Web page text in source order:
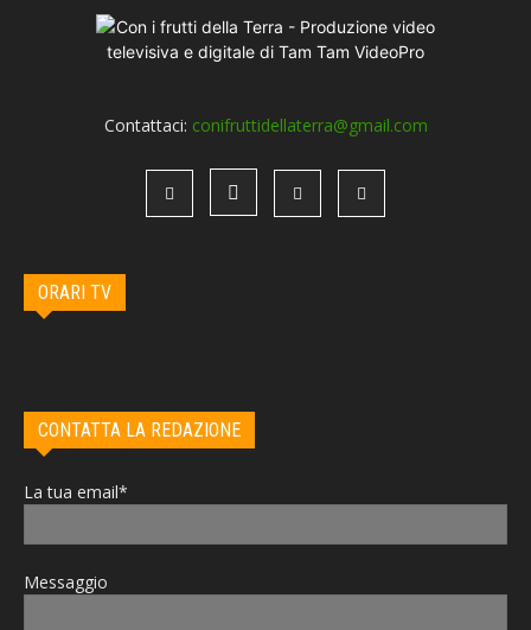
Contattaci: conifruttidellaterra@gmail.com
ORARI TV
CONTATTA LA REDAZIONE
La tua email*
Messaggio